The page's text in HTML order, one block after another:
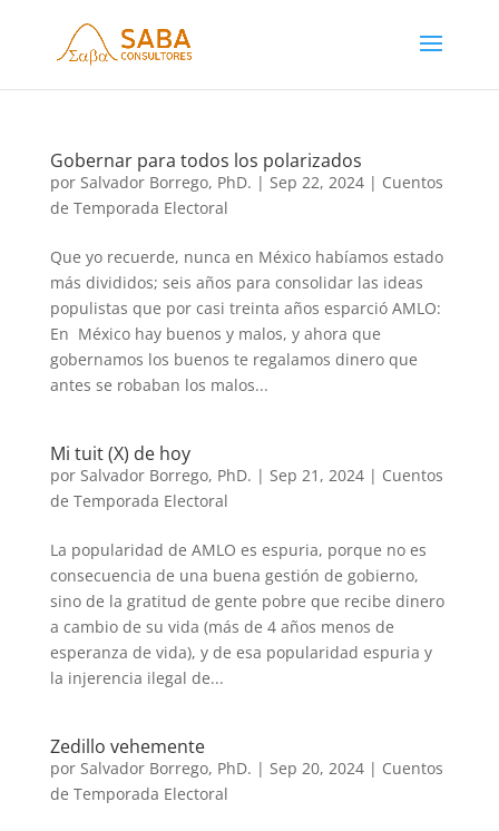
Gobernar para todos los polarizados
por Salvador Borrego, PhD. | Sep 22, 2024| Cuentos
de Temporada Electoral
Que yo recuerde, nunca en México habíamos estado
más divididos; seis años para consolidar las ideas
populistas que por casi treinta años esparció AMLO:
En México hay buenos y malos, y ahora que
gobernamos los buenos te regalamos dinero que
antes se robaban los malos...
Mi tuit (X) de hoy
por Salvador Borrego, PhD. | Sep 21, 2024| Cuentos
de Temporada Electoral
La popularidad de AMLO es espuria, porque no es
consecuencia de una buena gestión de gobierno,
sino de la gratitud de gente pobre que recibe dinero
a cambio de su vida (más de 4 años menos de
esperanza de vida), y de esa popularidad espuria y
la injerencia ilegal de...
Zedillo vehemente
por Salvador Borrego, PhD. | Sep 20, 2024| Cuentos
de Temporada Electoral